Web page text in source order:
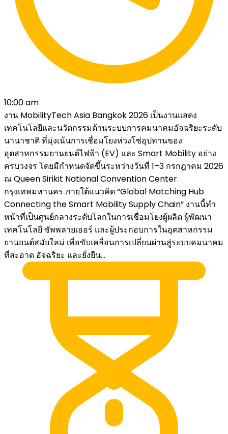
10:00 am
งาน MobilityTech Asia Bangkok 2026 เป็นงานแสดง
เทคโนโลยีและนวัตกรรมด้านระบบการคมนาคมอัจฉริยะระดับ
นานาชาติ ที่มุ่งเน้นการเชื่อมโยงห่วงโซ่อุปทานของ
อุตสาหกรรมยานยนต์ไฟฟ้า (EV) และ Smart Mobility อย่าง
ครบวงจร โดยมีกำหนดจัดขึ้นระหว่างวันที่ 1–3 กรกฎาคม 2026
ณ Queen Sirikit National Convention Center
กรุงเทพมหานคร ภายใต้แนวคิด “Global Matching Hub
Connecting the Smart Mobility Supply Chain” งานนี้ทำ
หน้าที่เป็นศูนย์กลางระดับโลกในการเชื่อมโยงผู้ผลิต ผู้พัฒนา
เทคโนโลยี ซัพพลายเออร์ และผู้ประกอบการในอุตสาหกรรม
ยานยนต์สมัยใหม่ เพื่อขับเคลื่อนการเปลี่ยนผ่านสู่ระบบคมนาคม
ที่สะอาด อัจฉริยะ และยั่งยืน...